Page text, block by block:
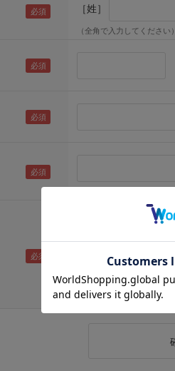
［姓］
（全角で入力してください）